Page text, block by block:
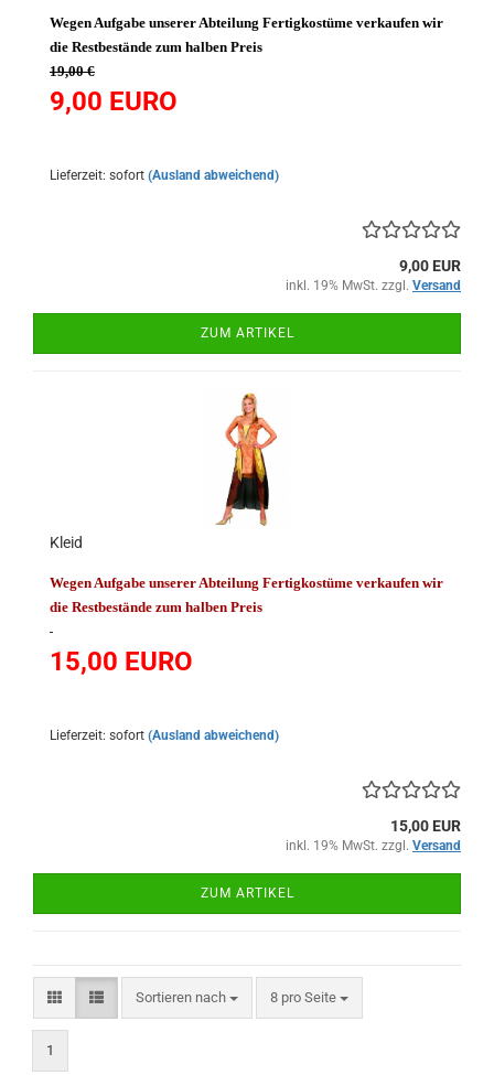
Wegen Aufgabe unserer Abteilung Fertigkostüme verkaufen wir
die Restbestände zum halben Preis
19,00 €
9,00 EURO
Lieferzeit: sofort (Ausland abweichend)
9,00 EUR
inkl. 19% MwSt. zzgl. Versand
ZUM ARTIKEL
Kleid
Wegen Aufgabe unserer Abteilung Fertigkostüme verkaufen wir
die Restbestände zum halben Preis
15,00 EURO
Lieferzeit: sofort (Ausland abweichend)
15,00 EUR
inkl. 19% MwSt. zzgl. Versand
ZUM ARTIKEL
Sortieren nach
Sortieren nach 8 pro Seite
pro Seite
1